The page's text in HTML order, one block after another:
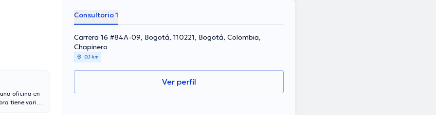
resaltar
oficina en
tiene varios
Consultorio 1
Carrera 16 #84A-09, Bogotá, 110221, Bogotá, Colombia,
Chapinero
0,1 km
Ver perfil